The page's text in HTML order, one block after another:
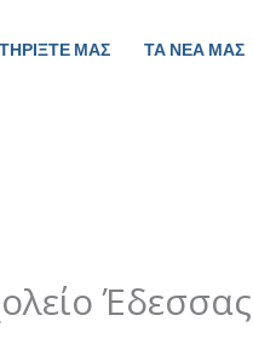
ΜΑΣ ΤΑ ΝΕΑ ΜΑΣ
Έδεσσας